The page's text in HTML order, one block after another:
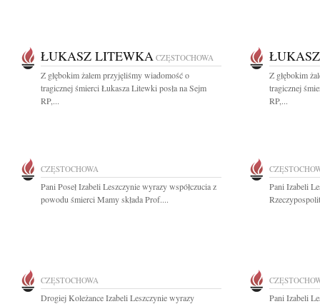
ŁUKASZ LITEWKA CZĘSTOCHOWA
Z głębokim żalem przyjęliśmy wiadomość o
tragicznej śmierci Łukasza Litewki posła na Sejm
RP,...
Z głębokim
tragicznej
RP,...
CZĘSTOCHOWA
Pani Poseł Izabeli Leszczynie wyrazy współczucia z
powodu śmierci Mamy składa Prof....
Pani Izabeli
CZĘSTOCHOWA
Drogiej Koleżance Izabeli Leszczynie wyrazy
Pani Izabeli